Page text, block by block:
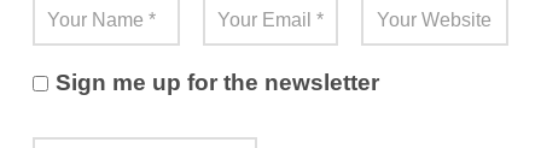
Sign me up for the newsletter